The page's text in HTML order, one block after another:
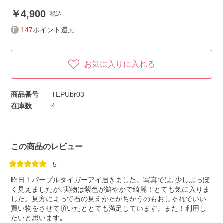
4,900 税込
147ポイント還元
お気に入りに入れる
商品番号
TEPUbr03
在庫数
4
この商品のレビュー
5
昨日！パープルタイガーアイ届きました。写真では､少し黒っぽ
く見えましたが､実物は紫色が鮮やかで綺麗！とても気に入りま
した。見方によって石の見えかたがちがうのもおしゃれでいい
買い物をさせて頂いたととても満足しています。また！利用し
たいと思います｡